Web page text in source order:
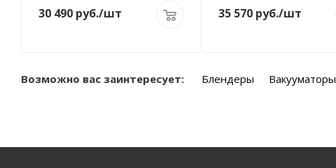
30 490 руб./шт 35 570руб./шт
Возможно вас заинтересует: Блендеры Вакууматоры